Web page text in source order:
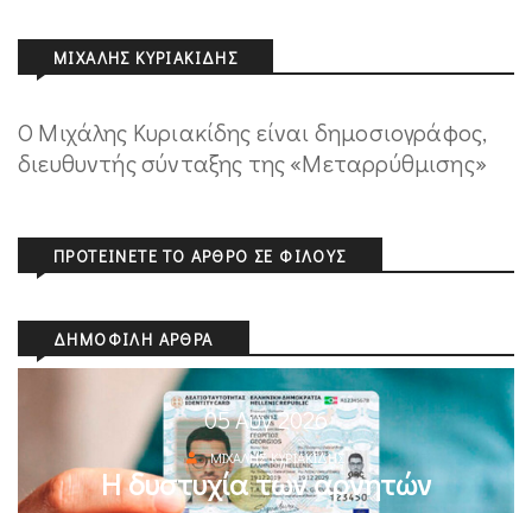
ΜΙΧΆΛΗΣ ΚΥΡΙΑΚΊΔΗΣ
Ο Μιχάλης Κυριακίδης είναι δημοσιογράφος,
διευθυντής σύνταξης της «Μεταρρύθμισης»
ΠΡΟΤΕΊΝΕΤΕ ΤΟ ΆΡΘΡΟ ΣΕ ΦΊΛΟΥΣ
ΔΗΜΟΦΙΛΉ ΆΡΘΡΑ
05 Αυγ 2026
ΜΙΧΆΛΗΣ ΚΥΡΙΑΚΊΔΗΣ
Η δυστυχία των αρνητών